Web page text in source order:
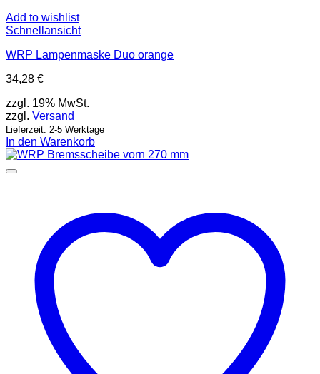
Add to wishlist
Schnellansicht
WRP Lampenmaske Duo orange
34,28 €
zzgl. 19% MwSt.
zzgl. Versand
Lieferzeit: 2-5 Werktage
In den Warenkorb